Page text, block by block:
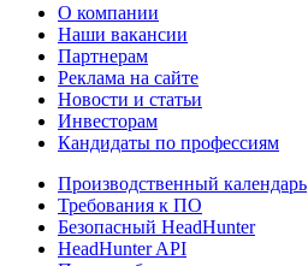
О компании
Наши вакансии
Партнерам
Реклама на сайте
Новости и статьи
Инвесторам
Кандидаты по профессиям
Производственный календарь
Требования к ПО
Безопасный HeadHunter
HeadHunter API